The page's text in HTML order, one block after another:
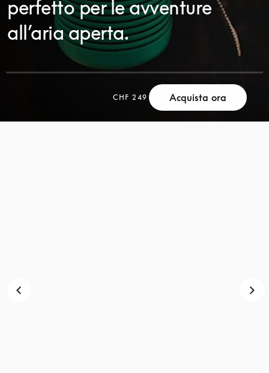
perfetto per le avventure
all’aria aperta.
CHF 249 Acquista ora